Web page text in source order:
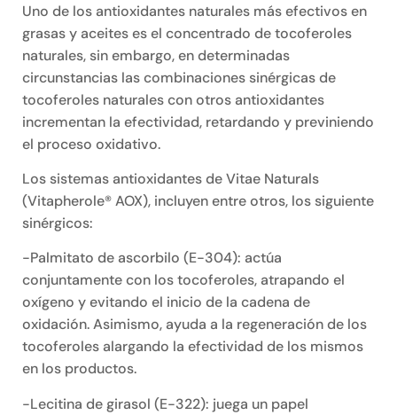
Uno de los antioxidantes naturales más efectivos en
grasas y aceites es el concentrado de tocoferoles
naturales, sin embargo, en determinadas
circunstancias las combinaciones sinérgicas de
tocoferoles naturales con otros antioxidantes
incrementan la efectividad, retardando y previniendo
el proceso oxidativo.
Los sistemas antioxidantes de Vitae Naturals
(Vitapherole® AOX), incluyen entre otros, los siguiente
sinérgicos:
-Palmitato de ascorbilo (E-304): actúa
conjuntamente con los tocoferoles, atrapando el
oxígeno y evitando el inicio de la cadena de
oxidación. Asimismo, ayuda a la regeneración de los
tocoferoles alargando la efectividad de los mismos
en los productos.
-Lecitina de girasol (E-322): juega un papel